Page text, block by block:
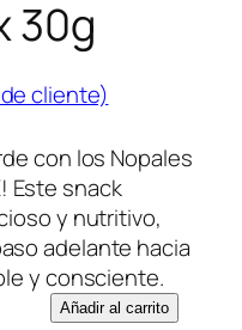
30g
cliente)
con los Nopales
Este snack
y nutritivo,
adelante hacia
y consciente.
NAñadir al carrito